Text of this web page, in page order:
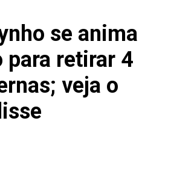
se anima
para retirar 4
veja o